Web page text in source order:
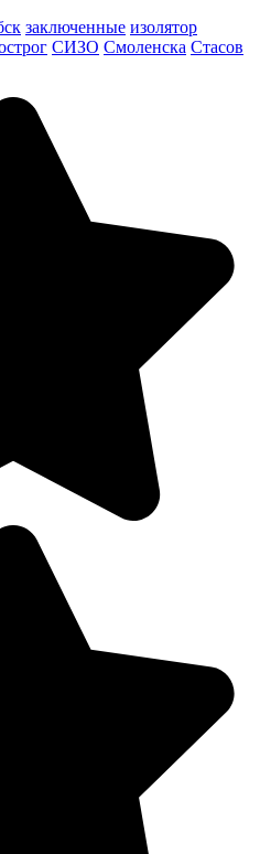
заключенные изолятор
СИЗО Смоленска Стасов